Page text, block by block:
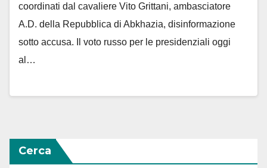
coordinati dal cavaliere Vito Grittani, ambasciatore
A.D. della Repubblica di Abkhazia, disinformazione
sotto accusa. Il voto russo per le presidenziali oggi
al…
Cerca